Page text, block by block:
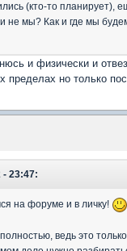
(кто-то планирует),
не мы? Как и где мы
и физически и
пределах но только
- 23:47:
на форуме и в личку!
ведь это